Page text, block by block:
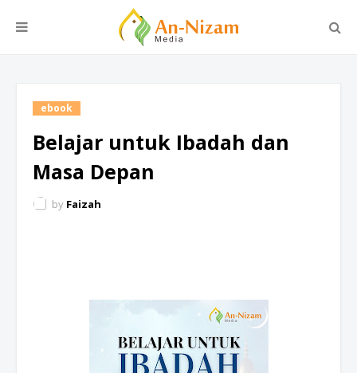
ebook
Belajar untuk Ibadah dan
Masa Depan
by Faizah